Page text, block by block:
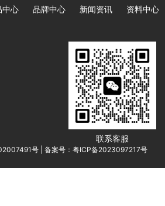
中心 品牌中心 新闻资讯
资料中心
联系客服
号 备案号：粤ICP备2023097217号